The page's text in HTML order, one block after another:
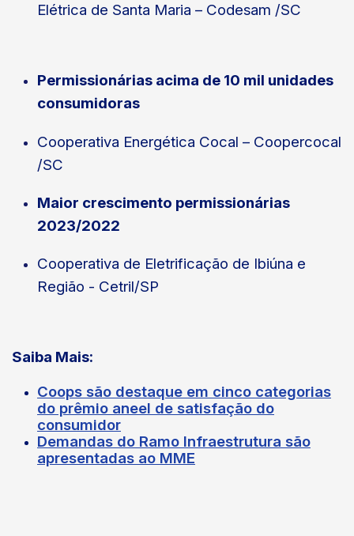
Elétrica de Santa Maria – Codesam /SC
Permissionárias acima de 10 mil unidades
consumidoras
Cooperativa Energética Cocal – Coopercocal
/SC
Maior crescimento permissionárias
2023/2022
Cooperativa de Eletrificação de Ibiúna e
Região - Cetril/SP
Saiba Mais:
Coops são destaque em cinco categorias
do prêmio aneel de satisfação do
consumidor
Demandas do Ramo Infraestrutura são
apresentadas ao MME